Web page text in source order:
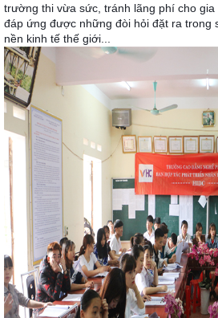
trường thi vừa sức, tránh lãng phí cho
đáp ứng được những đòi hỏi đặt ra trong
nền kinh tế thế giới...